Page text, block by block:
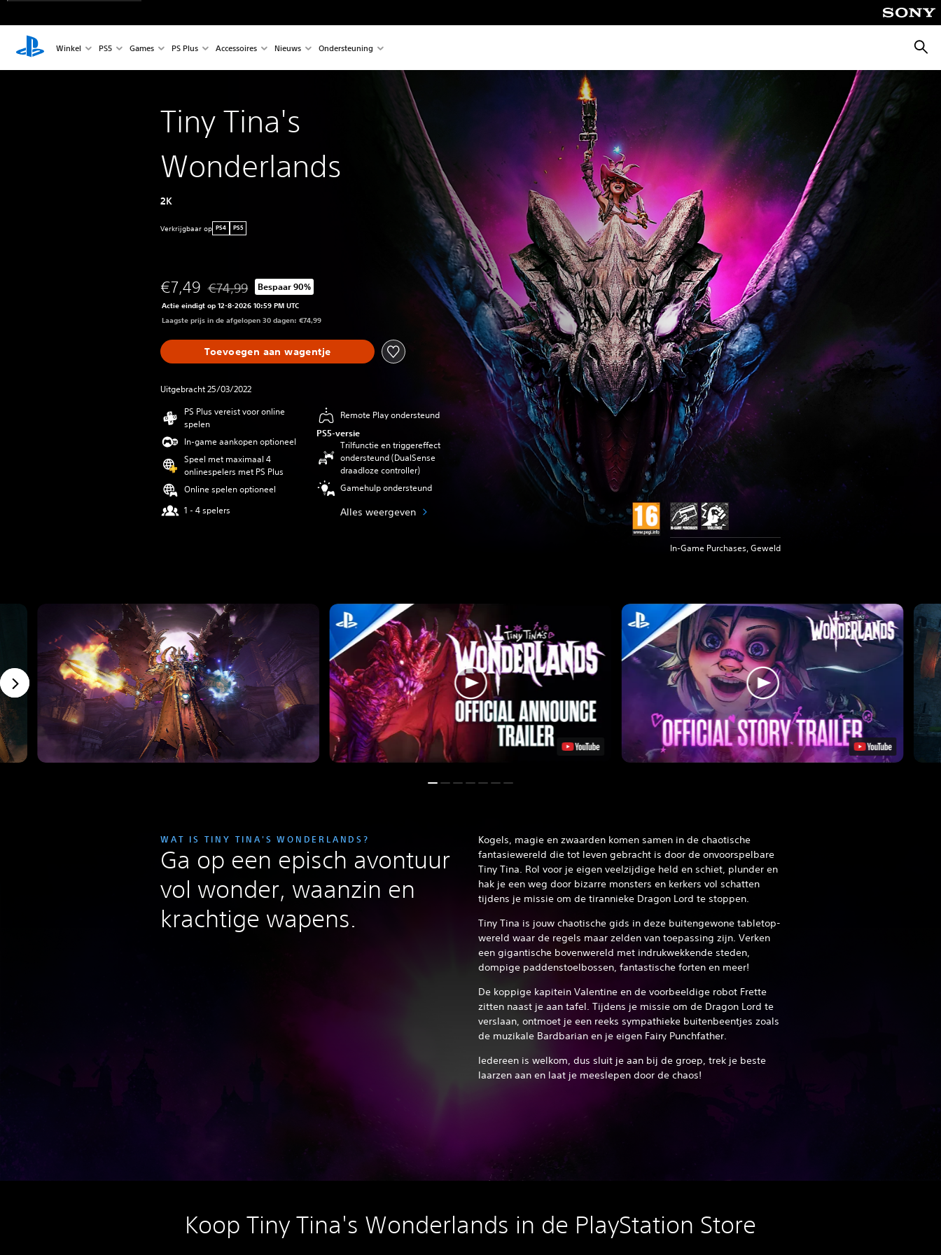
Winkel PS5 Games PS Plus Accessoires Nieuws Ondersteuning
Tiny Tina's
Wonderlands
2K
Verkrijgbaar op PS4 PS5
€7,49 Korting ten opzichte van de oorspronkelijke prijs van €74,99
€74,99 Bespaar 90%
Actie eindigt op 12-8-2026 10:59 PM UTC
Laagste prijs in de afgelopen 30 dagen: €74,99
Toevoegen aan wagentje
Uitgebracht 25/03/2022
PS Plus vereist voor online
spelen
In-game aankopen optioneel
Speel met maximaal 4
onlinespelers met PS Plus
Online spelen optioneel
1 - 4 spelers
Remote Play ondersteund
PS5-versie
Trilfunctie en triggereffect
ondersteund (DualSense
draadloze controller)
Gamehulp ondersteund
Alles weergeven
In-Game Purchases, Geweld
WAT IS TINY TINA'S WONDERLANDS?
Ga op een episch avontuur
vol wonder, waanzin en
krachtige wapens.
Kogels, magie en zwaarden komen samen in de chaotische
fantasiewereld die tot leven gebracht is door de onvoorspelbare
Tiny Tina. Rol voor je eigen veelzijdige held en schiet, plunder en
hak je een weg door bizarre monsters en kerkers vol schatten
tijdens je missie om de tirannieke Dragon Lord te stoppen.
Tiny Tina is jouw chaotische gids in deze buitengewone tabletop-
wereld waar de regels maar zelden van toepassing zijn. Verken
een gigantische bovenwereld met indrukwekkende steden,
dompige paddenstoelbossen, fantastische forten en meer!
De koppige kapitein Valentine en de voorbeeldige robot Frette
zitten naast je aan tafel. Tijdens je missie om de Dragon Lord te
verslaan, ontmoet je een reeks sympathieke buitenbeentjes zoals
de muzikale Bardbarian en je eigen Fairy Punchfather.
Iedereen is welkom, dus sluit je aan bij de groep, trek je beste
laarzen aan en laat je meeslepen door de chaos!
Koop Tiny Tina's Wonderlands in de PlayStation Store